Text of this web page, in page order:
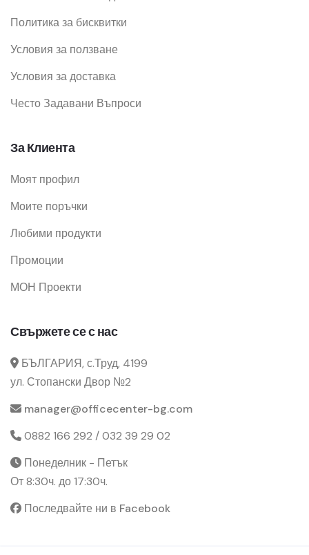
Политика за бисквитки
Условия за ползване
Условия за доставка
Често Задавани Въпроси
За Клиента
Моят профил
Моите поръчки
Любими продукти
Промоции
МОН Проекти
Свържете се с нас
БЪЛГАРИЯ, с.Труд, 4199
ул. Стопански Двор №2
manager@officecenter-bg.com
0882 166 292 / 032 39 29 02
Понеделник - Петък
От 8:30ч. до 17:30ч.
Последвайте ни в Facebook